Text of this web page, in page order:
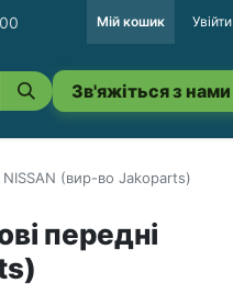
Мій кошик Увійти
Зв'яжіться з нами
NISSAN (вир-во Jakoparts)
передні